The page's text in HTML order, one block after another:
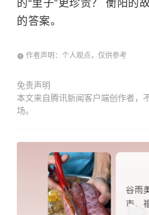
的“里子”更珍贵？ 衡阳的
的答案。
作者声明：个人观点，仅供参考
免责声明
本文来自腾讯新闻客户端创作者，
场。